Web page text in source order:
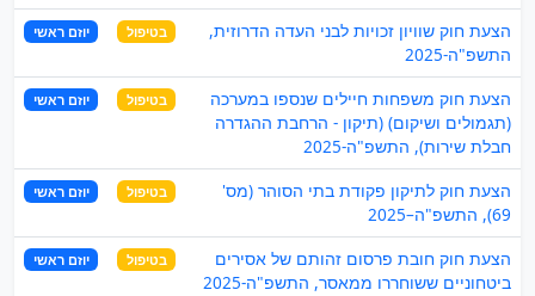
הצעת חוק שוויון זכויות לבני העדה הדרוזית,
התשפ"ה-2025
בטיפול יוזם ראשי
הצעת חוק משפחות חיילים שנספו במערכה
(תגמולים ושיקום) (תיקון - הרחבת ההגדרה
חבלת שירות), התשפ"ה-2025
בטיפול יוזם ראשי
הצעת חוק לתיקון פקודת בתי הסוהר (מס'
69), התשפ"ה–2025
בטיפול יוזם ראשי
הצעת חוק חובת פרסום זהותם של אסירים
ביטחוניים ששוחררו ממאסר, התשפ"ה-2025
בטיפול יוזם ראשי